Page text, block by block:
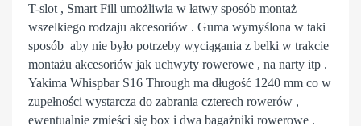
T-slot , Smart Fill umożliwia w łatwy sposób montaż
wszelkiego rodzaju akcesoriów . Guma wymyślona w taki
sposób aby nie było potrzeby wyciągania z belki w trakcie
montażu akcesoriów jak uchwyty rowerowe , na narty itp .
Yakima Whispbar S16 Through ma długość 1240 mm co w
zupełności wystarcza do zabrania czterech rowerów ,
ewentualnie zmieści się box i dwa bagażniki rowerowe .